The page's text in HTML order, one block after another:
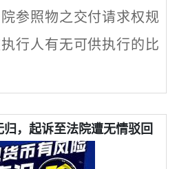
参照物之交付请求权规
行人有无可供执行的比
，起诉至法院遭无情驳回